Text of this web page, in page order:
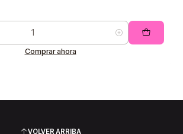
Comprar ahora
VOLVER ARRIBA